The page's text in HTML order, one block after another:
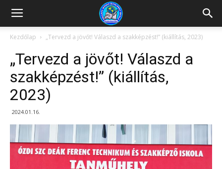
Kazincbarcikai
Mihály
Általános
Kezdőlap „Tervezd a jövőt! Válaszd a szakképzést!” (kiállítás, 2023)
„Tervezd a jövőt! Válaszd a
szakképzést!” (kiállítás,
2023)
2024.01.16.